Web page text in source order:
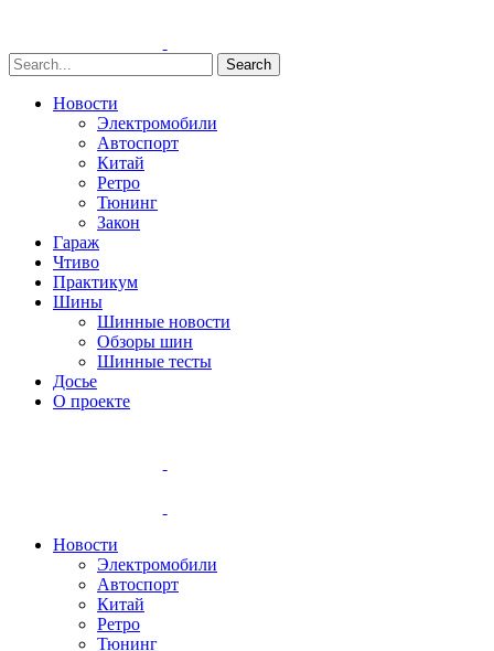
Search
Новости
Электромобили
Автоспорт
Китай
Ретро
Тюнинг
Закон
Гараж
Чтиво
Практикум
Шины
Шинные новости
Обзоры шин
Шинные тесты
Досье
О проекте
Новости
Электромобили
Автоспорт
Китай
Ретро
Тюнинг